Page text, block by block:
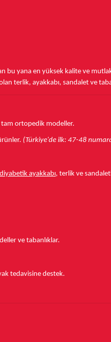
bu yanaen yüksek kalite ve
terlik, ayakkabı, sandalet ve
tam ortopedik modeller.
(Türkiye'de ilk: 47-48
diyabetik ayakkabı, terlik ve
ve tabanlıklar.
tedavisine destek.